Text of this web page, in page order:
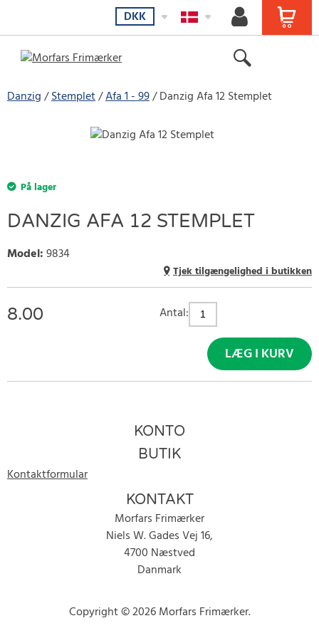
DKK
Danzig Stemplet Afa 1 - 99 Danzig Afa 12 Stemplet
På lager
DANZIG AFA 12 STEMPLET
Model:9834
Tjek tilgængelighed i butikken
8.00 Antal:
LÆG I KURV
KONTO
BUTIK
Kontaktformular
KONTAKT
Morfars Frimærker
Niels W. Gades Vej 16,
4700 Næstved
Danmark
Copyright © 2026 Morfars Frimærker.